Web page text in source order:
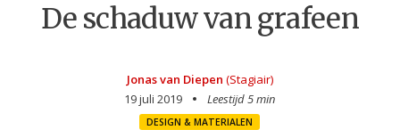
De schaduw van grafeen
Jonas van Diepen (Stagiair)
19 juli 2019
Leestijd 5 min
DESIGN & MATERIALEN